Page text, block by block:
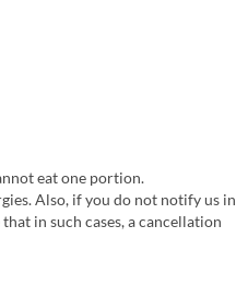
eat one portion.
Also, if you do not notify us in
in such cases, a cancellation